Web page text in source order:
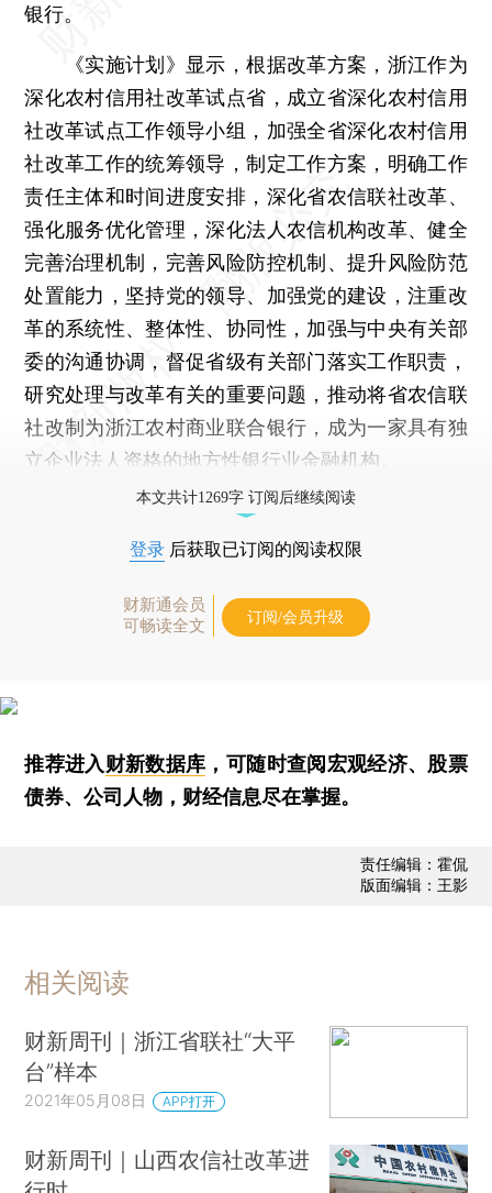
银行。
《实施计划》显示，根据改革方案，浙江作为
深化农村信用社改革试点省，成立省深化农村信用
社改革试点工作领导小组，加强全省深化农村信用
社改革工作的统筹领导，制定工作方案，明确工作
责任主体和时间进度安排，深化省农信联社改革、
强化服务优化管理，深化法人农信机构改革、健全
完善治理机制，完善风险防控机制、提升风险防范
处置能力，坚持党的领导、加强党的建设，注重改
革的系统性、整体性、协同性，加强与中央有关部
委的沟通协调，督促省级有关部门落实工作职责，
研究处理与改革有关的重要问题，推动将省农信联
社改制为浙江农村商业联合银行，成为一家具有独
立企业法人资格的地方性银行业金融机构。
本文共计1269字 订阅后继续阅读
登录 后获取已订阅的阅读权限
财新通会员
可畅读全文
订阅/会员升级
推荐进入财新数据库 ，可随时查阅宏观经济、股票
债券、公司人物，财经信息尽在掌握。
责任编辑：霍侃
版面编辑：王影
相关阅读
财新周刊｜浙江省联社“大平
台”样本
2021年05月08日 APP打开
财新周刊｜山西农信社改革进